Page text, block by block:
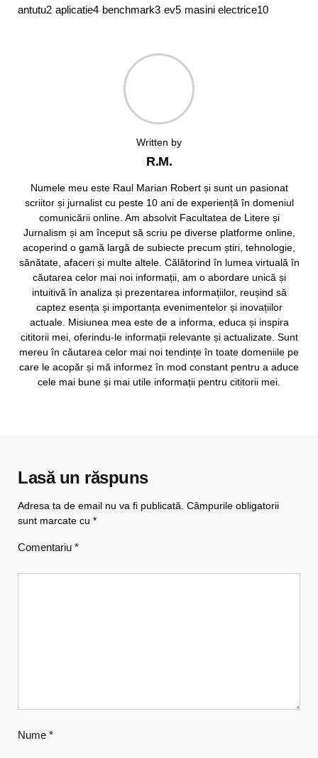
antutu2 aplicatie4 benchmark3 ev5 masini electrice10
Written by
R.M.
Numele meu este Raul Marian Robert și sunt un pasionat
scriitor și jurnalist cu peste 10 ani de experiență în domeniul
comunicării online. Am absolvit Facultatea de Litere și
Jurnalism și am început să scriu pe diverse platforme online,
acoperind o gamă largă de subiecte precum știri, tehnologie,
sănătate, afaceri și multe altele. Călătorind în lumea virtuală în
căutarea celor mai noi informații, am o abordare unică și
intuitivă în analiza și prezentarea informațiilor, reușind să
captez esența și importanța evenimentelor și inovațiilor
actuale. Misiunea mea este de a informa, educa și inspira
cititorii mei, oferindu-le informații relevante și actualizate. Sunt
mereu în căutarea celor mai noi tendințe în toate domeniile pe
care le acopăr și mă informez în mod constant pentru a aduce
cele mai bune și mai utile informații pentru cititorii mei.
Lasă un răspuns
Adresa ta de email nu va fi publicată. Câmpurile obligatorii
sunt marcate cu *
Comentariu *
Nume *